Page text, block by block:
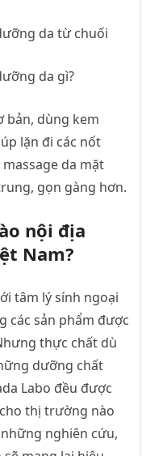
da từ chuối
da gì?
bản, dùng kem
lặn đi các nốt
da mặt
gọn gàng hơn.
nội địa
Nam?
tâm lý sính ngoại
các sản phẩm được
thực chất dù
dưỡng chất
Labo đều được
thị trường nào
nghiên cứu,